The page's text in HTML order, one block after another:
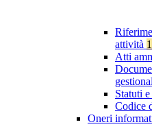
attività
Atti
Statuti
Codice
Oneri